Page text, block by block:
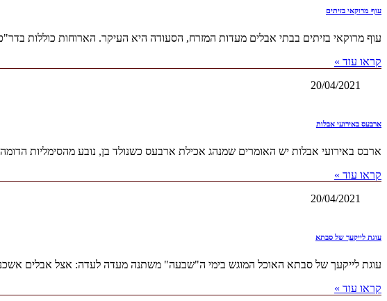
עוף מרוקאי בזיתים
עוף מרוקאי בזיתים בבתי אבלים מעדות המזרח, הסעודה היא העיקר. הארוחות כוללות
קראו עוד »
20/04/2021
ארבעס באירועי אבלות
ארבס באירועי אבלות יש האומרים שמנהג אכילת ארבעס כשנולד בן, נובע מהסימליות
קראו עוד »
20/04/2021
עוגת לייקעך של סבתא
עוגת לייקעך של סבתא האוכל המוגש בימי ה"שבעה" משתנה מעדה לעדה: אצל אבלים
קראו עוד »